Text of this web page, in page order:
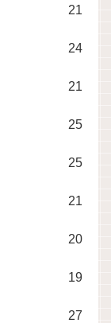
21
24
21
25
25
21
20
19
27